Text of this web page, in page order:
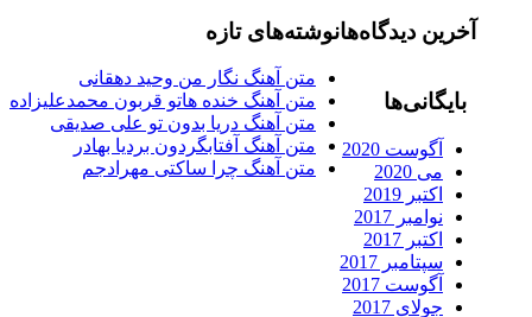
نوشته‌های تازه
متن آهنگ نگار من وحید دهقانی
متن آهنگ خنده هاتو قربون محمدعلیزاده
متن آهنگ دریا بدون تو علی صدیقی
متن آهنگ آفتابگردون بردیا بهادر
متن آهنگ چرا ساکتی مهرادجم
دیدگاه‌ها
آگوست 2020
سپتامبر 2017
آگوست 2017